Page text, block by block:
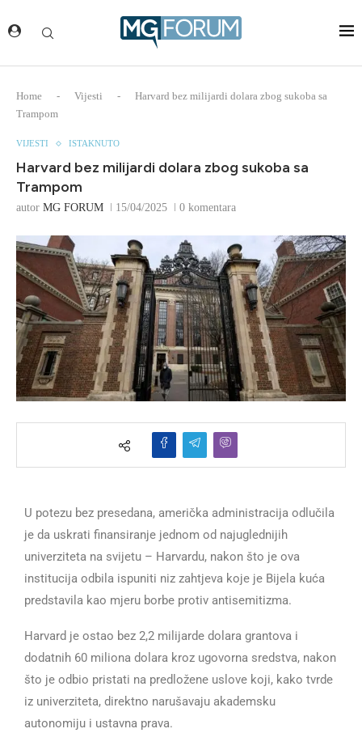
Home - Vijesti -
Harvard bez milijardi dolara zbog sukoba sa
Trampom
VIJESTI ISTAKNUTO
Harvard bez milijardi dolara zbog sukoba sa
Trampom
autor MG FORUM 15/04/2025 0 komentara
U potezu bez presedana, američka administracija odlučila
je da uskrati finansiranje jednom od najuglednijih
univerziteta na svijetu – Harvardu, nakon što je ova
institucija odbila ispuniti niz zahtjeva koje je Bijela kuća
predstavila kao mjeru borbe protiv antisemitizma.
Harvard je ostao bez 2,2 milijarde dolara grantova i
dodatnih 60 miliona dolara kroz ugovorna sredstva, nakon
što je odbio pristati na predložene uslove koji, kako tvrde
iz univerziteta, direktno narušavaju akademsku
autonomiju i ustavna prava.